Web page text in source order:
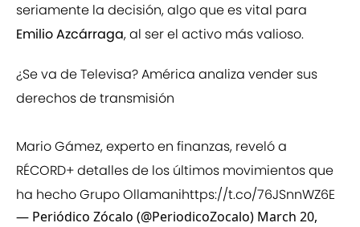
seriamente la decisión, algo que es vital para
Emilio Azcárraga, al ser el activo más valioso.
¿Se va de Televisa? América analiza vender sus
derechos de transmisión
Mario Gámez, experto en finanzas, reveló a
RÉCORD+ detalles de los últimos movimientos que
ha hecho Grupo Ollamanihttps://t.co/76JSnnWZ6E
— Periódico Zócalo (@PeriodicoZocalo) March 20,